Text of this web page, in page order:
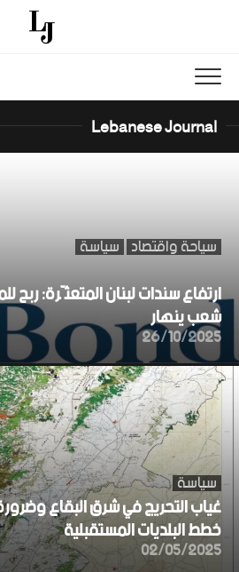
Lebanese Journal
سياحة واقتصاد سياسة
ارتفاع سندات لبنان المتعثّرة:
شعب ينهار
26/10/2025
سياسة
غياب التحريج في شرق البقاع
خطط البلديات المستقبلية
02/05/2025